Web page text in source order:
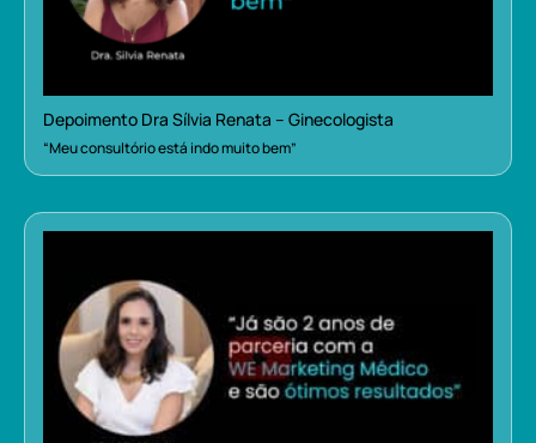
Depoimento Dra Sílvia Renata – Ginecologista
“Meu consultório está indo muito bem”